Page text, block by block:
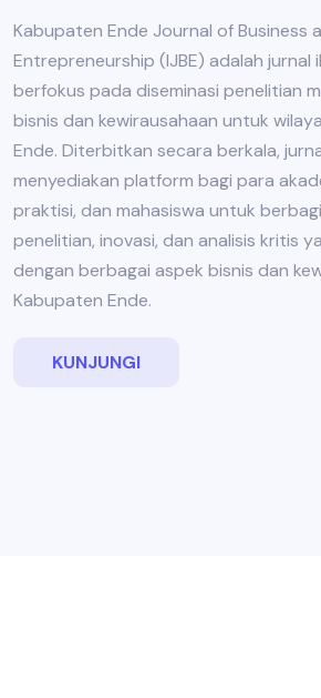
Kabupaten Ende Journal of Business
Entrepreneurship (IJBE) adalah jurnal
berfokus pada diseminasi penelitian
bisnis dan kewirausahaan untuk
Ende. Diterbitkan secara berkala,
menyediakan platform bagi para
praktisi, dan mahasiswa untuk
penelitian, inovasi, dan analisis kritis
dengan berbagai aspek bisnis dan
Kabupaten Ende.
KUNJUNGI